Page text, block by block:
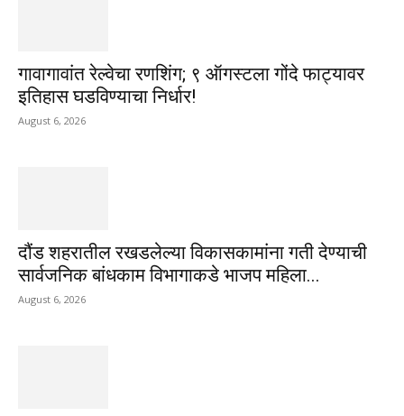
गावागावांत रेल्वेचा रणशिंग; ९ ऑगस्टला गोंदे फाट्यावर
इतिहास घडविण्याचा निर्धार!
August 6, 2026
दौंड शहरातील रखडलेल्या विकासकामांना गती देण्याची
सार्वजनिक बांधकाम विभागाकडे भाजप महिला...
August 6, 2026